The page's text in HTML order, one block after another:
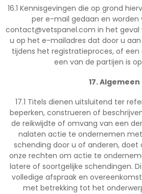
16.1 Kennisgevingen die op grond
per e-mail gedaan en worden
contact@vetspanel.com in het geval
u op het e-mailadres dat door u
tijdens het registratieproces, of
een van de partijen is
17. Algemeen
17.1 Titels dienen uitsluitend ter
beperken, construeren of
de reikwijdte of omvang van een
nalaten actie te ondernemen
schending door u of anderen,
onze rechten om actie te
latere of soortgelijke schendingen.
volledige afspraak en
met betrekking tot het